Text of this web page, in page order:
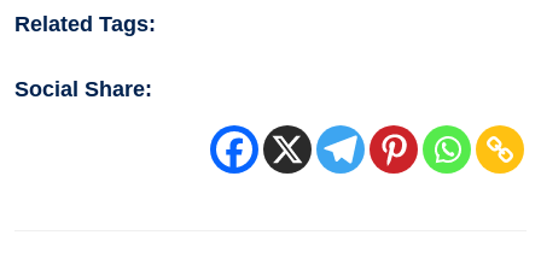
Related Tags:
Social Share: